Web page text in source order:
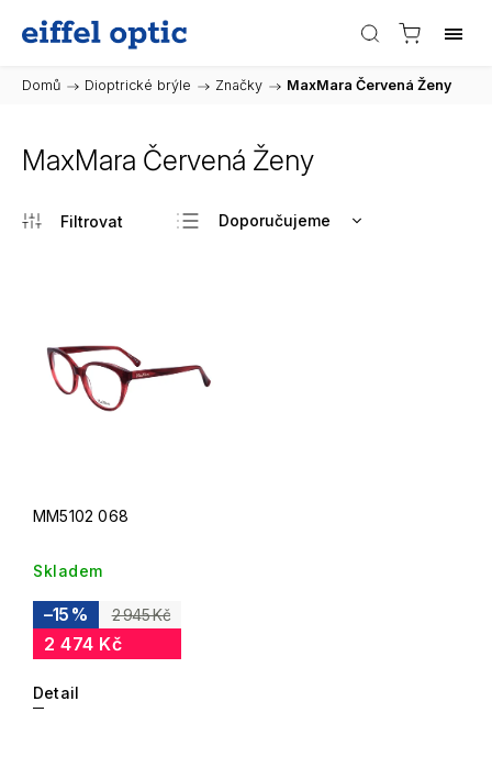
Domů / Dioptrické brýle / Značky / MaxMara Červená Ženy
MaxMara Červená Ženy
Doporučujeme
MM5102 068
Skladem
2 945 Kč
–15 %
2 474 Kč
Detail